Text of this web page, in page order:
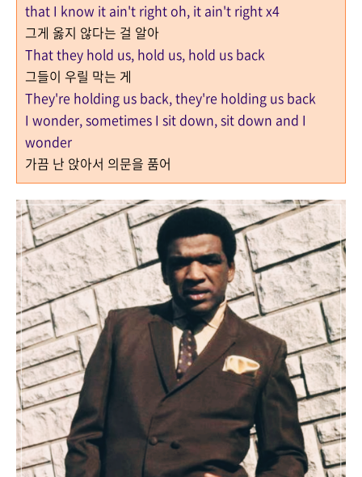
that I know it ain't right oh, it ain't right x4
그게 옳지 않다는 걸 알아
That they hold us, hold us, hold us back
그들이 우릴 막는 게
They're holding us back, they're holding us back
I wonder, sometimes I sit down, sit down and I
wonder
가끔 난 앉아서 의문을 품어